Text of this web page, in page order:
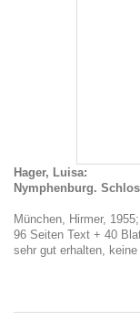
Hager, Luisa:
Nymphenburg.
München, Hirmer,
96 Seiten Text + 40
sehr gut erhalten,